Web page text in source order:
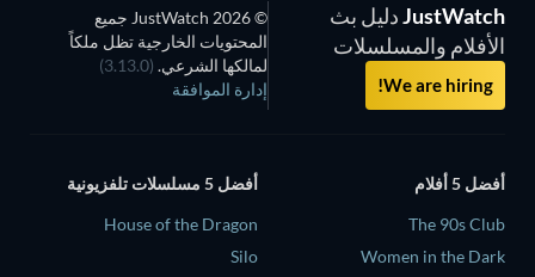
JustWatchدليل بث
الأفلام والمسلسلات
We are hiring!
© 2026 JustWatch جميع
المحتويات الخارجية تظل ملكاً
لمالكها الشرعي. (3.13.0)
إدارة الموافقة
أفضل 5 أفلام
The 90s Club
Women in the Dark
أفضل 5 مسلسلات تلفزيونية
House of the Dragon
Silo